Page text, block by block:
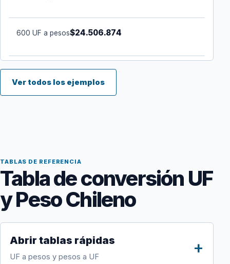
600 UF a pesos$24.506.874
Ver todos los ejemplos
TABLAS DE REFERENCIA
Tabla de conversión UF
y Peso Chileno
Abrir tablas rápidas
UF a pesos y pesos a UF